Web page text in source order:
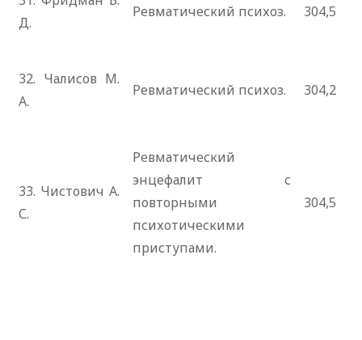
Д.
Ревматический психоз. 304,5
32. Чалисов М.
А.
Ревматический психоз. 304,2
33. Чистович А.
С.
Ревматический
энцефалит с
повторными
психотическими
приступами.
304,5